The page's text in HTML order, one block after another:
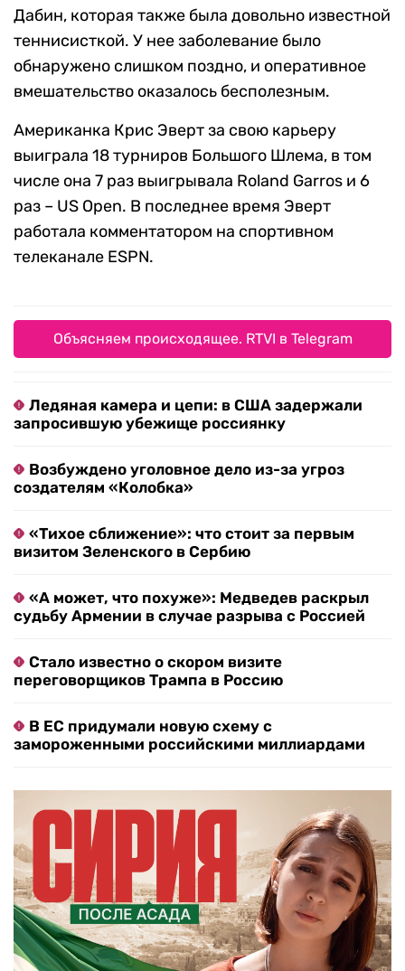
Дабин, которая также была довольно известной
теннисисткой. У нее заболевание было
обнаружено слишком поздно, и оперативное
вмешательство оказалось бесполезным.
Американка Крис Эверт за свою карьеру
выиграла 18 турниров Большого Шлема, в том
числе она 7 раз выигрывала Roland Garros и 6
раз – US Open. В последнее время Эверт
работала комментатором на спортивном
телеканале ESPN.
Объясняем происходящее. RTVI в Telegram
Ледяная камера и цепи: в США задержали
запросившую убежище россиянку
Возбуждено уголовное дело из-за угроз
создателям «Колобка»
«Тихое сближение»: что стоит за первым
визитом Зеленского в Сербию
«А может, что похуже»: Медведев раскрыл
судьбу Армении в случае разрыва с Россией
Стало известно о скором визите
переговорщиков Трампа в Россию
В ЕС придумали новую схему с
замороженными российскими миллиардами